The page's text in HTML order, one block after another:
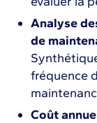
Analyse
de
fréquence
Coût